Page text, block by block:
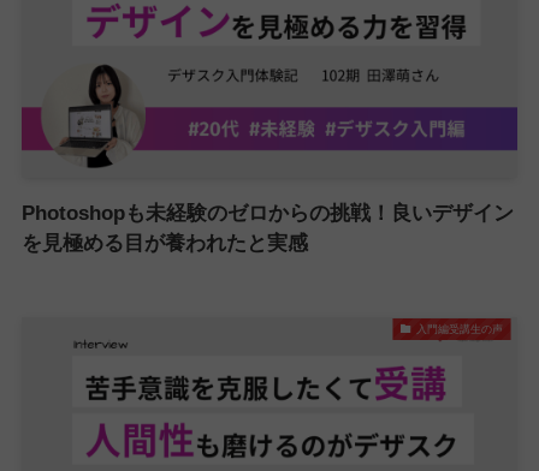
Photoshopも未経験のゼロからの挑戦！良いデザイン
を見極める目が養われたと実感
入門編受講生の声